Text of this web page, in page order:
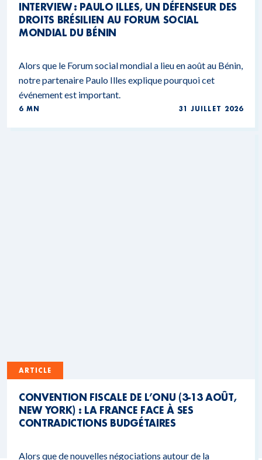
INTERVIEW : PAULO ILLES, UN DÉFENSEUR DES
DROITS BRÉSILIEN AU FORUM SOCIAL
MONDIAL DU BÉNIN
Alors que le Forum social mondial a lieu en août au Bénin,
notre partenaire Paulo Illes explique pourquoi cet
événement est important.
6 MN 31 JUILLET 2026
ARTICLE
CONVENTION FISCALE DE L’ONU (3-13 AOÛT,
NEW YORK) : LA FRANCE FACE À SES
CONTRADICTIONS BUDGÉTAIRES
Alors que de nouvelles négociations autour de la